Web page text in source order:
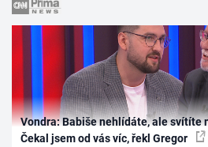
Vondra: Babiše nehlídáte, ale svítíte
Čekal jsem od vás víc, řekl Gregor